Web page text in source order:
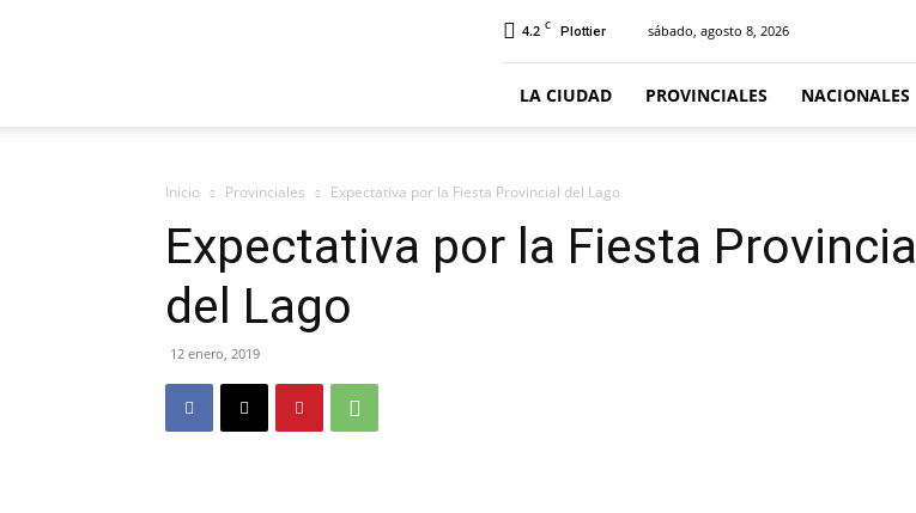
4.2 C Plottier sábado, agosto 8, 2026
LA CIUDAD PROVINCIALES NACIONALES
Inicio Provinciales Expectativa por la Fiesta Provincial del Lago
Expectativa por la Fiesta Provincial
del Lago
12 enero, 2019